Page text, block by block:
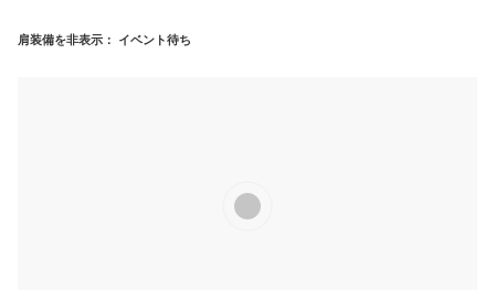
肩装備を非表示： イベント待ち